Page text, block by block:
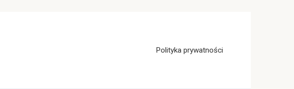
Polityka prywatności